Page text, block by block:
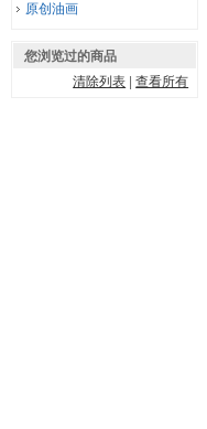
原创油画
您浏览过的商品
清除列表 |查看所有